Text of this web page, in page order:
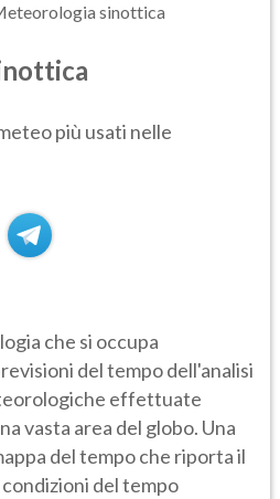
sinottica
più usati nelle
che si occupa
del tempo dell'analisi
effettuate
vasta area del globo. Una
del tempo che riporta il
del tempo